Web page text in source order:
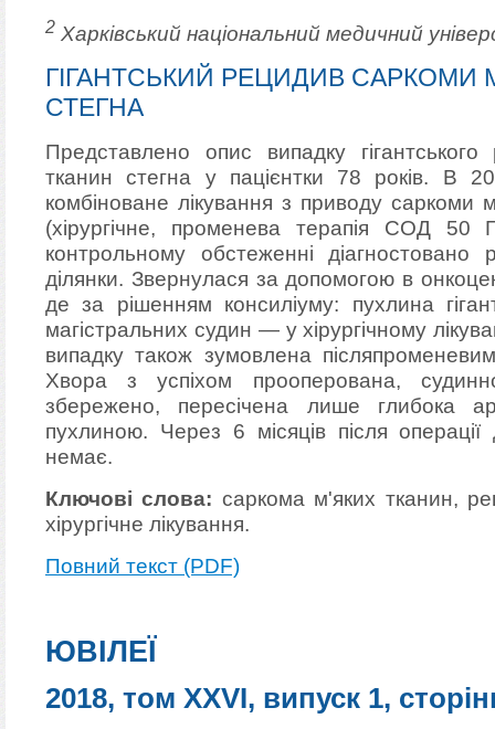
2 Харківський національний медичний
ГІГАНТСЬКИЙ РЕЦИДИВ САРКОМИ
СТЕГНА
Представлено опис випадку
тканин стегна у пацієнтки 78 років. В
комбіноване лікування з приводу саркоми
(хірургічне, променева терапія СОД
контрольному обстеженні
ділянки. Звернулася за допомогою в
де за рішенням консиліуму: пухлина
магістральних судин — у хірургічному
випадку також зумовлена
Хвора з успіхом прооперована,
збережено, пересічена лише глибока
пухлиною. Через 6 місяців після
немає.
Ключові слова: саркома м'яких тканин,
хірургічне лікування.
Повний текст (PDF)
ЮВІЛЕЇ
2018, том XXVI, випуск 1,